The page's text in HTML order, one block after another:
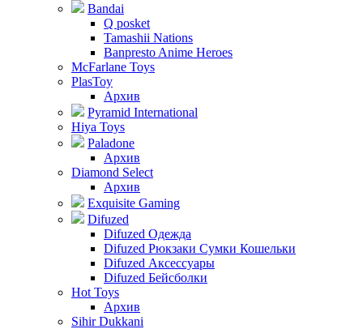
Bandai
Q posket
Tamashii Nations
Banpresto Anime Heroes
McFarlane Toys
PlasToy
Архив
Pyramid International
Hiya Toys
Paladone
Архив
Diamond Select
Архив
Exquisite Gaming
Difuzed
Difuzed Одежда
Difuzed Рюкзаки Сумки Кошельки
Difuzed Аксессуары
Difuzed Бейсболки
Hot Toys
Архив
Sihir Dukkani